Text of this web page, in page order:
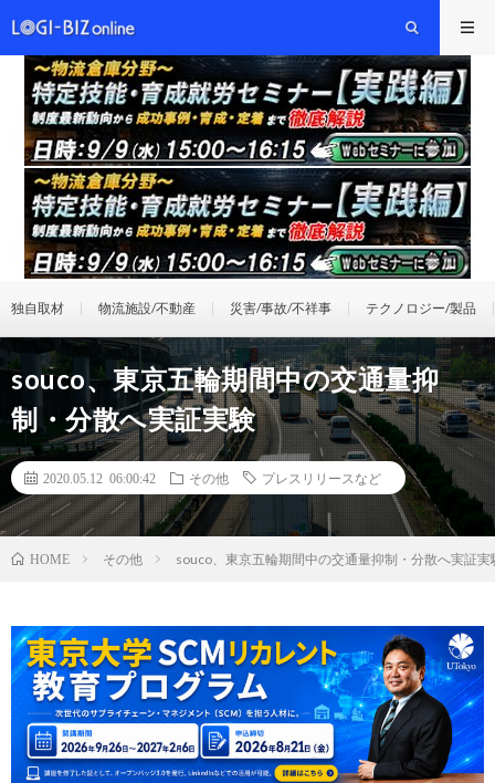
独自取材 物流施設/不動産 災害/事故/不祥事 テクノロジー/製品
souco、東京五輪期間中の交通量抑
制・分散へ実証実験
2020.05.12 06:00:42 その他 プレスリリースなど
HOME その他 souco、東京五輪期間中の交通量抑制・分散へ実証実